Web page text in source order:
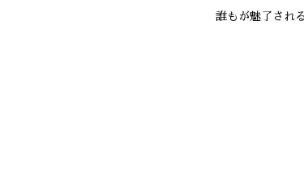
誰もが魅了され